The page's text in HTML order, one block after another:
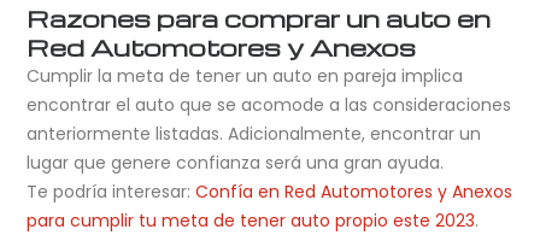
Razones para comprar un auto en
Red Automotores y Anexos
Cumplir la meta de tener un auto en pareja implica
encontrar el auto que se acomode a las consideraciones
anteriormente listadas. Adicionalmente, encontrar un
lugar que genere confianza será una gran ayuda.
Te podría interesar:Confía en Red Automotores y Anexos
para cumplir tu meta de tener auto propio este 2023.